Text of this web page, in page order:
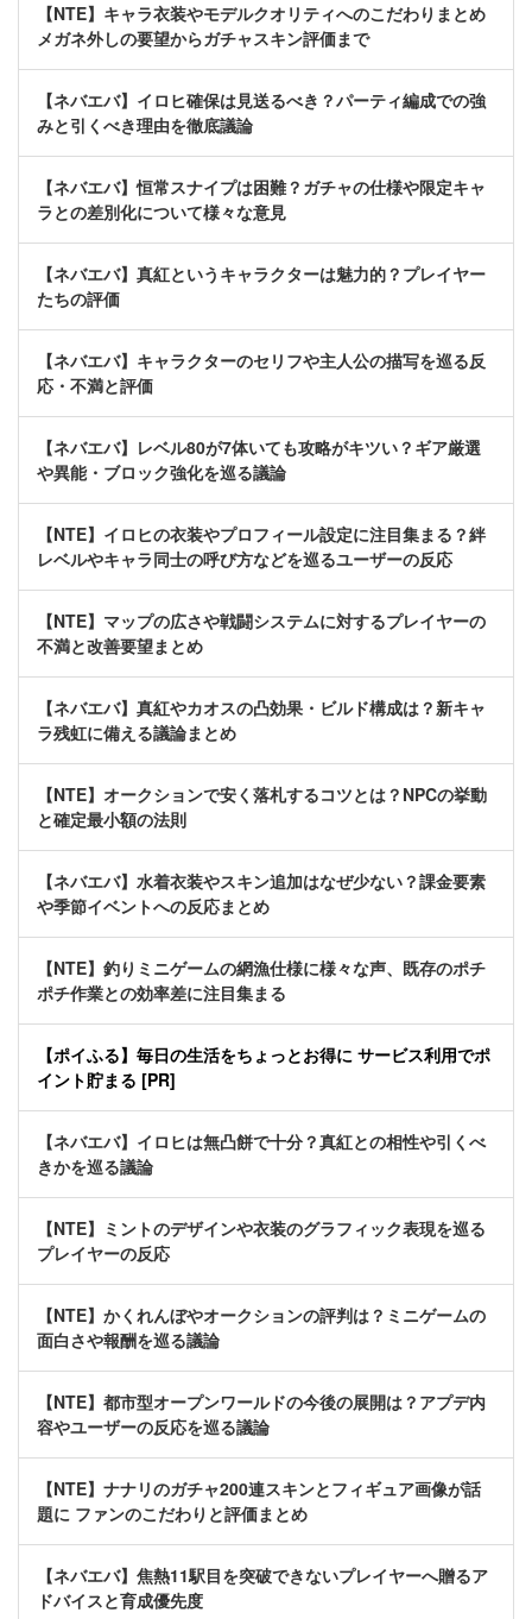
【NTE】キャラ衣装やモデルクオリティへのこだわりまとめ
メガネ外しの要望からガチャスキン評価まで
【ネバエバ】イロヒ確保は見送るべき？パーティ編成での強
みと引くべき理由を徹底議論
【ネバエバ】恒常スナイプは困難？ガチャの仕様や限定キャ
ラとの差別化について様々な意見
【ネバエバ】真紅というキャラクターは魅力的？プレイヤー
たちの評価
【ネバエバ】キャラクターのセリフや主人公の描写を巡る反
応・不満と評価
【ネバエバ】レベル80が7体いても攻略がキツい？ギア厳選
や異能・ブロック強化を巡る議論
【NTE】イロヒの衣装やプロフィール設定に注目集まる？絆
レベルやキャラ同士の呼び方などを巡るユーザーの反応
【NTE】マップの広さや戦闘システムに対するプレイヤーの
不満と改善要望まとめ
【ネバエバ】真紅やカオスの凸効果・ビルド構成は？新キャ
ラ残虹に備える議論まとめ
【NTE】オークションで安く落札するコツとは？NPCの挙動
と確定最小額の法則
【ネバエバ】水着衣装やスキン追加はなぜ少ない？課金要素
や季節イベントへの反応まとめ
【NTE】釣りミニゲームの網漁仕様に様々な声、既存のポチ
ポチ作業との効率差に注目集まる
【ポイふる】毎日の生活をちょっとお得に サービス利用でポ
イント貯まる [PR]
【ネバエバ】イロヒは無凸餅で十分？真紅との相性や引くべ
きかを巡る議論
【NTE】ミントのデザインや衣装のグラフィック表現を巡る
プレイヤーの反応
【NTE】かくれんぼやオークションの評判は？ミニゲームの
面白さや報酬を巡る議論
【NTE】都市型オープンワールドの今後の展開は？アプデ内
容やユーザーの反応を巡る議論
【NTE】ナナリのガチャ200連スキンとフィギュア画像が話
題に ファンのこだわりと評価まとめ
【ネバエバ】焦熱11駅目を突破できないプレイヤーへ贈るア
ドバイスと育成優先度